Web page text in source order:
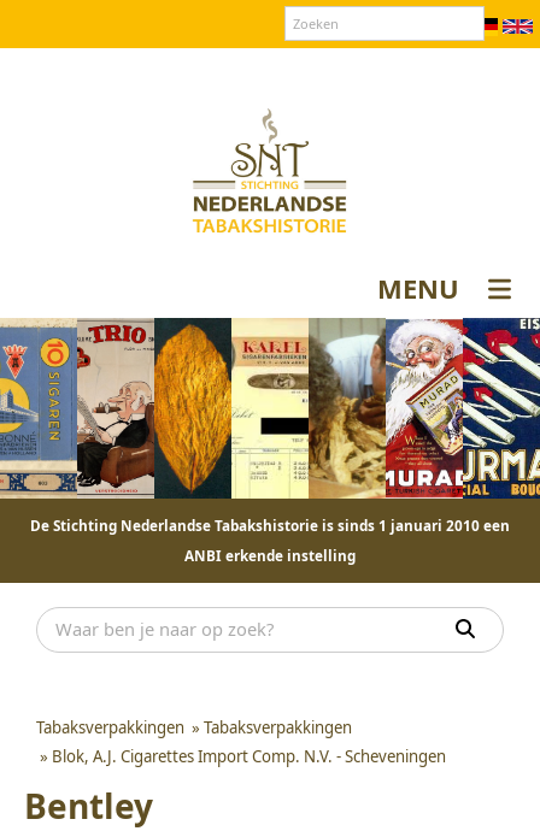
MENU
De Stichting Nederlandse Tabakshistorie is sinds 1 januari 2010 een
ANBI erkende instelling
Tabaksverpakkingen » Tabaksverpakkingen
» Blok, A.J. Cigarettes Import Comp. N.V. - Scheveningen
Bentley